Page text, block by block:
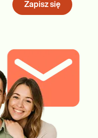
Zapisz się